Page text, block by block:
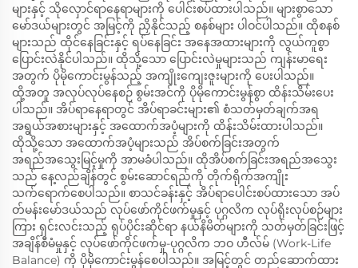
များနှင့် သိုလှောင်ရာနေရာများကို ပေါင်းစပ်ထားပါသည်။ များစွာသော
မော်ဒယ်များတွင် အမြင့်ကို ညှိနိုင်သည့် စနစ်များ ပါဝင်ပါသည်။ ထိုစနစ်
များသည် ထိုင်နေခြင်းနှင့် ရပ်နေခြင်း အနေအထားများကို လွယ်ကူစွာ
ပြောင်းလဲနိုင်ပါသည်။ ထိုသို့သော ပြောင်းလဲမှုများသည် ကျန်းမာရေး
အတွက် ပိုမိုကောင်းမွန်သည့် အကျိုးကျေးဇူးများကို ပေးပါသည်။
ထို့အတူ အလုပ်လုပ်နေစဉ် စွမ်းအင်ကို ပိုမိုကောင်းမွန်စွာ ထိန်းသိမ်းပေး
ပါသည်။ အိပ်ရာနေရာတွင် အိပ်ရာခင်းများ၏ စံသတ်မှတ်ချက်အရ
အရွယ်အစားများနှင့် အထောက်အပံ့များကို ထိန်းသိမ်းထားပါသည်။
ထိုသို့သော အထောက်အပံ့များသည် အိပ်စက်ခြင်းအတွက်
အရည်အသွေးမြင့်မှုကို အာမခံပါသည်။ ထိုအိပ်စက်ခြင်းအရည်အသွေး
သည် နေ့လည်ချိန်တွင် စွမ်းဆောင်ရည်ကို တိုက်ရိုက်အကျိုး
သက်ရောက်စေပါသည်။ စာသင်ခန်းနှင့် အိပ်ရာပေါင်းစပ်ထားသော အပ်
တ်မန်းမော်ဒယ်သည် လုပ်ဖော်ကိုင်ဖက်မှုနှင့် ပုဂ္ဂလိက လုပ်ရိုးလုပ်စဉ်များ
ကြား ရှင်းလင်းသည့် ရုပ်ပိုင်းဆိုင်ရာ နယ်နိမိတ်များကို သတ်မှတ်ခြင်းဖြင့်
အချိန်စီမံမှုနှင့် လုပ်ဖော်ကိုင်ဖက်မှု-ပုဂ္ဂလိက ဘဝ ဟီလ်မ် (Work-Life
Balance) ကို ပိုမိုကောင်းမွန်စေပါသည်။ အမြင့်တွင် တည်ဆောက်ထား